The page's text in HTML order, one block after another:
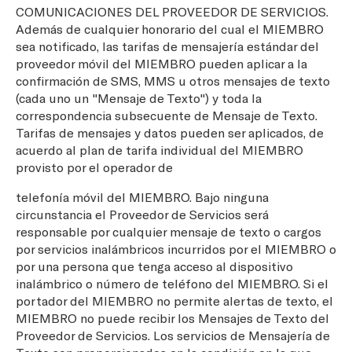
COMUNICACIONES DEL PROVEEDOR DE SERVICIOS.
Además de cualquier honorario del cual el MIEMBRO
sea notificado, las tarifas de mensajería estándar del
proveedor móvil del MIEMBRO pueden aplicar a la
confirmación de SMS, MMS u otros mensajes de texto
(cada uno un "Mensaje de Texto") y toda la
correspondencia subsecuente de Mensaje de Texto.
Tarifas de mensajes y datos pueden ser aplicados, de
acuerdo al plan de tarifa individual del MIEMBRO
provisto por el operador de
telefonía móvil del MIEMBRO. Bajo ninguna
circunstancia el Proveedor de Servicios será
responsable por cualquier mensaje de texto o cargos
por servicios inalámbricos incurridos por el MIEMBRO o
por una persona que tenga acceso al dispositivo
inalámbrico o número de teléfono del MIEMBRO. Si el
portador del MIEMBRO no permite alertas de texto, el
MIEMBRO no puede recibir los Mensajes de Texto del
Proveedor de Servicios. Los servicios de Mensajería de